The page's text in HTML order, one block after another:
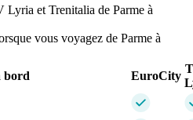
et Trenitalia de Parme à
vous voyagez de Parme à
bord
EuroCity